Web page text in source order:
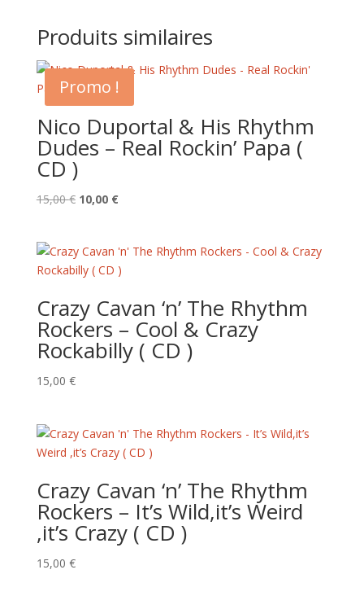
Produits similaires
Promo !
Nico Duportal & His Rhythm
Dudes – Real Rockin’ Papa (
CD )
15,00€ Le
était :
15,00 €.
10,00 €Le
est :
10,00 €.
Crazy Cavan ‘n’ The Rhythm
Rockers – Cool & Crazy
Rockabilly ( CD )
15,00 €
Crazy Cavan ‘n’ The Rhythm
Rockers – It’s Wild,it’s Weird
,it’s Crazy ( CD )
15,00 €